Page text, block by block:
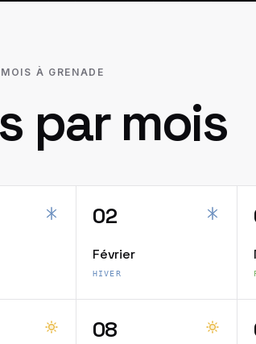
À GRENADE
par mois
02
Février
HIVER
08